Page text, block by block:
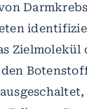
Zielmolekül